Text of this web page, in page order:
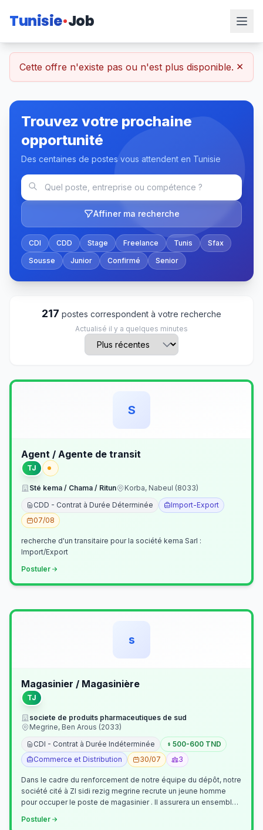
Tunisie Job
Cette offre n'existe pas ou n'est plus disponible. ×
Trouvez votre prochaine
opportunité
Des centaines de postes vous attendent en Tunisie
Affiner ma recherche
CDI CDD Stage Freelance Tunis
Sfax
Sousse
Junior Confirmé Senior
217 postes correspondent à votre recherche
Actualisé il y a quelques minutes
S
Agent / Agente de transit
TJ
Sté kema / Chama / Ritun
Korba, Nabeul (8033)
CDD - Contrat à Durée Déterminée
Import-Export
07/08
recherche d'un transitaire pour la société kema Sarl :
Import/Export
Postuler
s
Magasinier / Magasinière
TJ
societe de produits pharmaceutiques de sud
Megrine, Ben Arous (2033)
CDI - Contrat à Durée Indéterminée
500-600 TND
Commerce et Distribution
30/07 3
Dans le cadre du renforcement de notre équipe du dépôt, notre
société cité à ZI sidi rezig megrine recrute un jeune homme
pour occuper le poste de magasinier . Il assurera un ensemble
Postuler